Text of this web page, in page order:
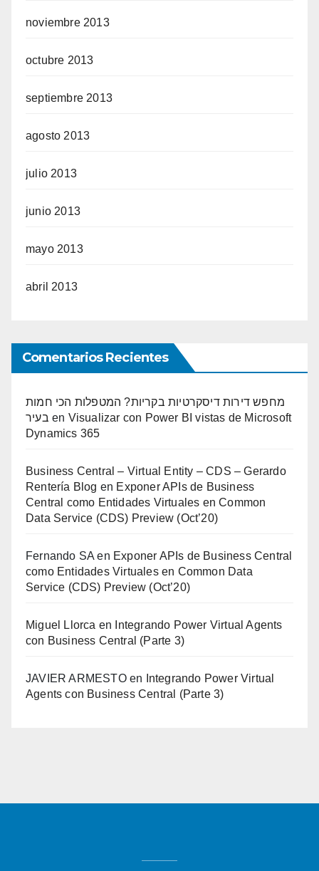
noviembre 2013
octubre 2013
septiembre 2013
agosto 2013
julio 2013
junio 2013
mayo 2013
abril 2013
Comentarios Recientes
מחפש דירות דיסקרטיות בקריות? המטפלות הכי חמות
בעיר en Visualizar con Power BI vistas de Microsoft
Dynamics 365
Business Central – Virtual Entity – CDS – Gerardo
Rentería Blog en Exponer APIs de Business
Central como Entidades Virtuales en Common
Data Service (CDS) Preview (Oct’20)
Fernando SA en Exponer APIs de Business Central
como Entidades Virtuales en Common Data
Service (CDS) Preview (Oct’20)
Miguel Llorca en
Integrando Power Virtual Agents
con Business Central (Parte 3)
JAVIER ARMESTOen
Integrando Power Virtual
Agents con Business Central (Parte 3)